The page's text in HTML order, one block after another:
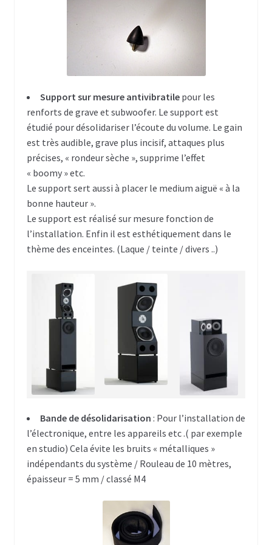
KF 215 & KF 215xt
Série KR
KR 208xt
KR 406
Renfort de grave
RB 115
RB 215
RB 218
SB 112
SB 121
Monitoring
Support sur mesure antivibratilepour les
renforts de grave et subwoofer. Le support est
étudié pour désolidariser l’écoute du volume. Le gain
est très audible, grave plus incisif, attaques plus
précises, « rondeur sèche », supprime l’effet
« boomy » etc.
Le support sert aussi à placer le medium aiguë « à la
bonne hauteur ».
Le support est réalisé sur mesure fonction de
l’installation. Enfin il est esthétiquement dans le
thème des enceintes. (Laque / teinte / divers ..)
Bande de désolidarisation : Pour l’installation de
l’électronique, entre les appareils etc .( par exemple
en studio) Cela évite les bruits « métalliques »
indépendants du système / Rouleau de 10 mètres,
épaisseur = 5 mm / classé M4